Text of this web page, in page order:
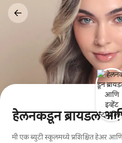
कंटेंटवर
हेलनकडून ब्रायडल
मी एक ब्युटी स्कूलमध्ये प्रशिक्षित हेअर